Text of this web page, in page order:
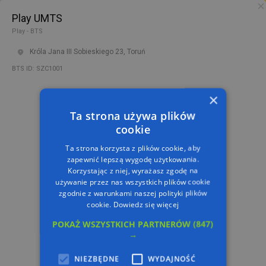
Play UMTS
Play - BTS
Króla Jana III Sobieskiego 23, Toruń
BTS ID: SZC1001
PL
×
Ta strona używa plików
cookie
Ta strona korzysta z plików cookie, aby
zapewnić lepszą wygodę użytkowania.
Korzystając z niej, wyrażasz zgodę na
używanie przez nas wszystkich plików cookie
zgodnie z warunkami naszej polityki plików
cookie. Dowiedz się więcej
POKAŻ WSZYSTKICH PARTNERÓW(847)
→
NIEZBĘDNE WYDAJNOŚĆ